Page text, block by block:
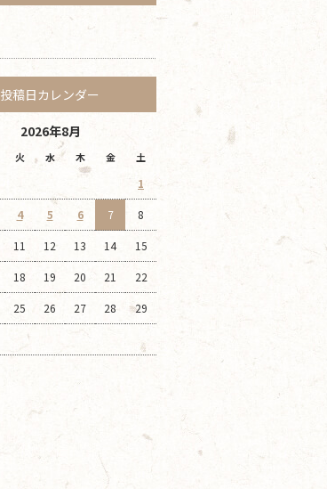
投稿日カレンダー
2026年8月
火 水 木 金 土
1
4 5 6 7 8
11 12 13 14 15
18 19 20 21 22
25 26 27 28 29